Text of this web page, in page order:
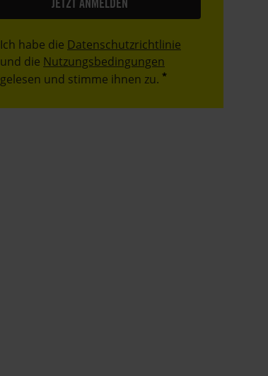
Ich habe die Datenschutzrichtlinie
und die Nutzungsbedingungen
gelesen und stimme ihnen zu.